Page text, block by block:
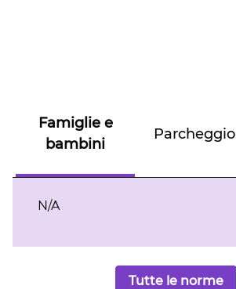
Famiglie e
bambini
Parcheggio
N/A
Tutte le norme